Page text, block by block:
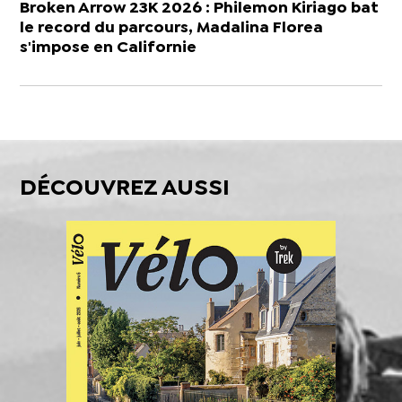
Broken Arrow 23K 2026 : Philemon Kiriago bat
le record du parcours, Madalina Florea
s'impose en Californie
DÉCOUVREZ AUSSI